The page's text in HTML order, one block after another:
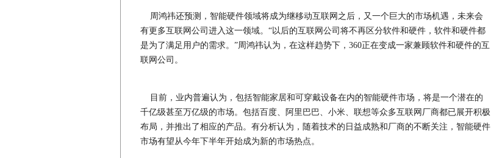
周鸿祎还预测，智能硬件领域将成为继移动互联网之后，又一个巨大的市场机遇，未来会
有更多互联网公司进入这一领域。“以后的互联网公司将不再区分软件和硬件，软件和硬件都
是为了满足用户的需求。”周鸿祎认为，在这样趋势下，360正在变成一家兼顾软件和硬件的互
联网公司。
目前，业内普遍认为，包括智能家居和可穿戴设备在内的智能硬件市场，将是一个潜在的
千亿级甚至万亿级的市场。包括百度、阿里巴巴、小米、联想等众多互联网厂商都已展开积极
布局，并推出了相应的产品。有分析认为，随着技术的日益成熟和厂商的不断关注，智能硬件
市场有望从今年下半年开始成为新的市场热点。